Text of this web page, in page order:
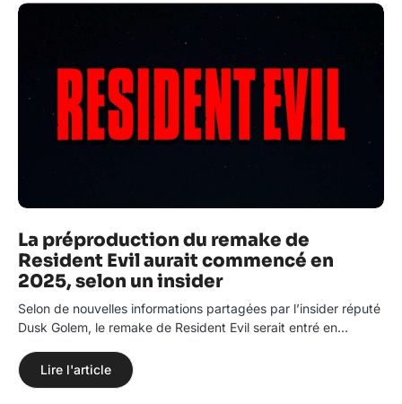
La préproduction du remake de
Resident Evil aurait commencé en
2025, selon un insider
Selon de nouvelles informations partagées par l’insider réputé
Dusk Golem, le remake de Resident Evil serait entré en…
Lire l'article